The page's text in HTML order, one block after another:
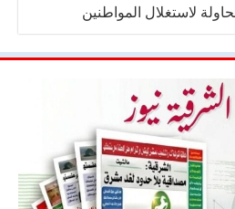
لاستغلال المواطنين